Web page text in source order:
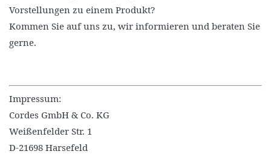
Vorstellungen zu einem Produkt?
Kommen Sie auf uns zu, wir informieren und beraten Sie
gerne.
Impressum:
Cordes GmbH & Co. KG
Weißenfelder Str. 1
D-21698 Harsefeld